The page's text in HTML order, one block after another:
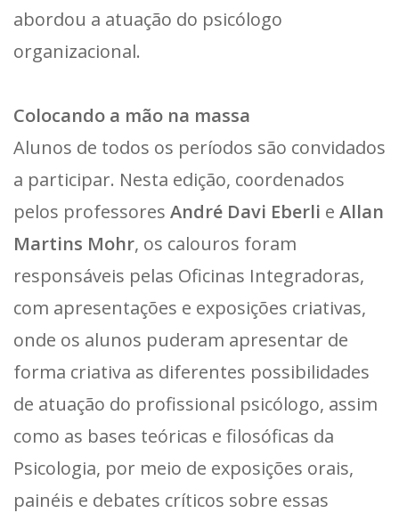
abordou a atuação do psicólogo
organizacional.
Colocando a mão na massa
Alunos de todos os períodos são convidados
a participar. Nesta edição, coordenados
pelos professores André Davi Eberli e Allan
Martins Mohr, os calouros foram
responsáveis pelas Oficinas Integradoras,
com apresentações e exposições criativas,
onde os alunos puderam apresentar de
forma criativa as diferentes possibilidades
de atuação do profissional psicólogo, assim
como as bases teóricas e filosóficas da
Psicologia, por meio de exposições orais,
painéis e debates críticos sobre essas